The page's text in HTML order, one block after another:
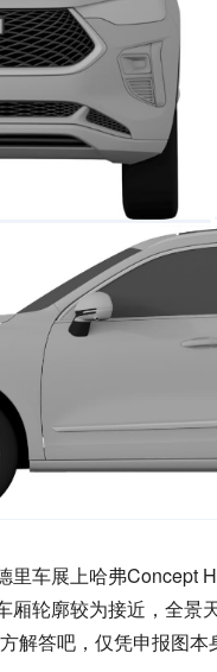
里车展上哈弗Concept
厢轮廓较为接近，全
解答吧，仅凭申报图